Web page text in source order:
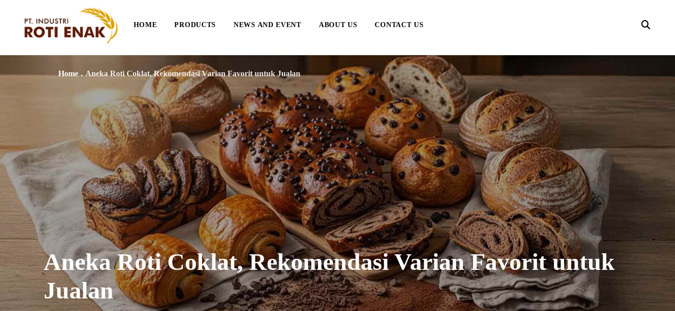
HOME PRODUCTS NEWS AND EVENT ABOUT US CONTACT US
Home . Aneka Roti Coklat, Rekomendasi Varian Favorit untuk Jualan
Aneka Roti Coklat, Rekomendasi Varian Favorit untuk
Jualan